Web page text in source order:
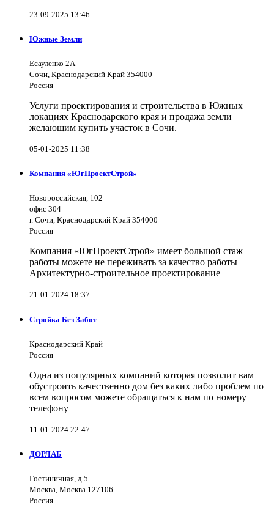
23-09-2025 13:46
Южные Земли
Есауленко 2А
Сочи, Краснодарский Край 354000
Россия
Услуги проектирования и строительства в Южных
локациях Краснодарского края и продажа земли
желающим купить участок в Сочи.
05-01-2025 11:38
Компания «ЮгПроектСтрой»
Новороссийская, 102
офис 304
г. Сочи, Краснодарский Край 354000
Россия
Компания «ЮгПроектСтрой» имеет большой стаж
работы можете не переживать за качество работы
Архитектурно-строительное проектирование
21-01-2024 18:37
Стройка Без Забот
Краснодарский Край
Россия
Одна из популярных компаний которая позволит вам
обустроить качественно дом без каких либо проблем по
всем вопросом можете обращаться к нам по номеру
телефону
11-01-2024 22:47
ДОРЛАБ
Гостиничная, д.5
Москва, Москва 127106
Россия